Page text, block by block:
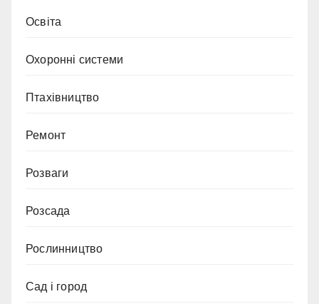
Освіта
Охоронні системи
Птахівництво
Ремонт
Розваги
Розсада
Рослинництво
Сад і город